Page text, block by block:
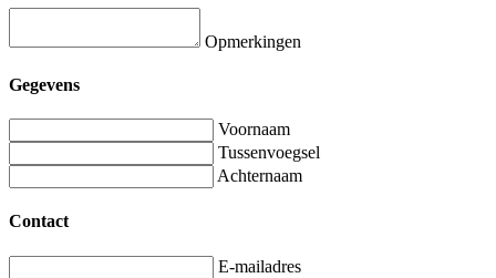
Opmerkingen
Gegevens
Voornaam
Tussenvoegsel
Achternaam
Contact
E-mailadres